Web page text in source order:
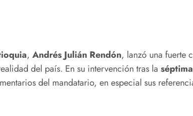
, Andrés Julián Rendón, lanzó una fuerte
del país. En su intervención tras la
del mandatario, en especial sus